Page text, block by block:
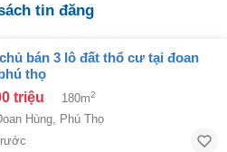
tin đăng
thọ
triệu 180m2
Hùng Phú Thọ